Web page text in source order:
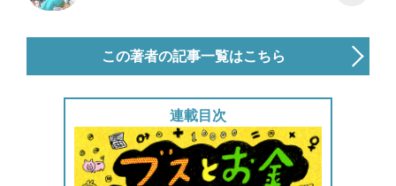
この著者の記事一覧はこちら
連載目次